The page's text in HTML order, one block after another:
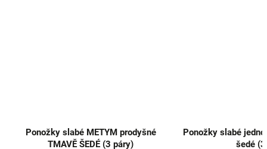
Ponožky slabé METYM prodyšné
TMAVĚ ŠEDÉ (3 páry)
Ponožky slabé
šedé